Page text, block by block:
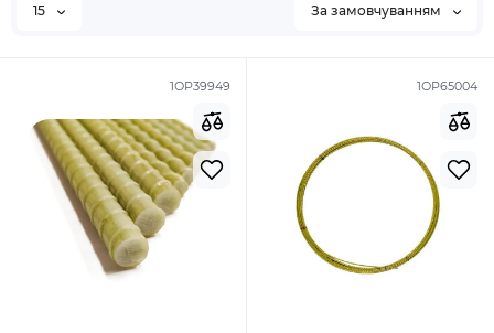
15 За замовчуванням
1ОР39949 1ОР65004